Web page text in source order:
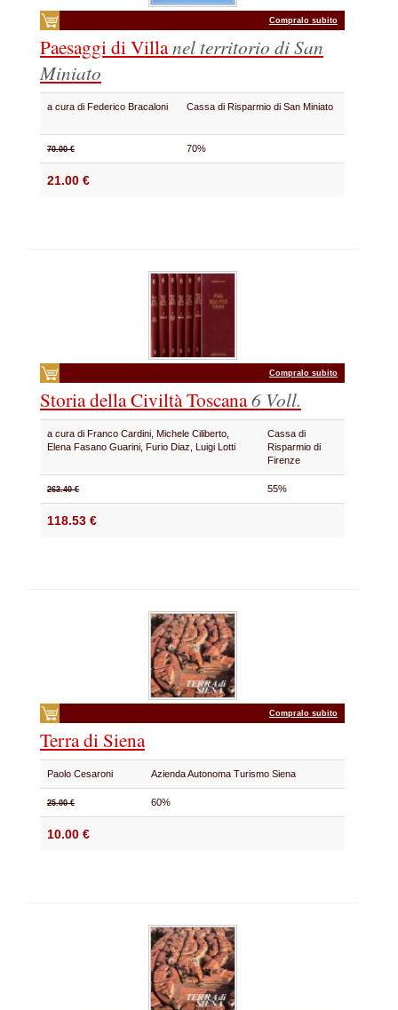
Compralo subito
Paesaggi di Villanel territorio di San
Miniato
a cura di Federico Bracaloni Cassa di Risparmio di San Miniato
70.00 € 70%
21.00 €
Compralo subito
Storia della Civiltà Toscana6 Voll.
a cura di Franco Cardini, Michele Ciliberto,
Elena Fasano Guarini, Furio Diaz, Luigi Lotti
Cassa di
Risparmio di
Firenze
263.40 € 55%
118.53 €
Compralo subito
Terra di Siena
Paolo Cesaroni Azienda Autonoma Turismo Siena
25.00 € 60%
10.00 €